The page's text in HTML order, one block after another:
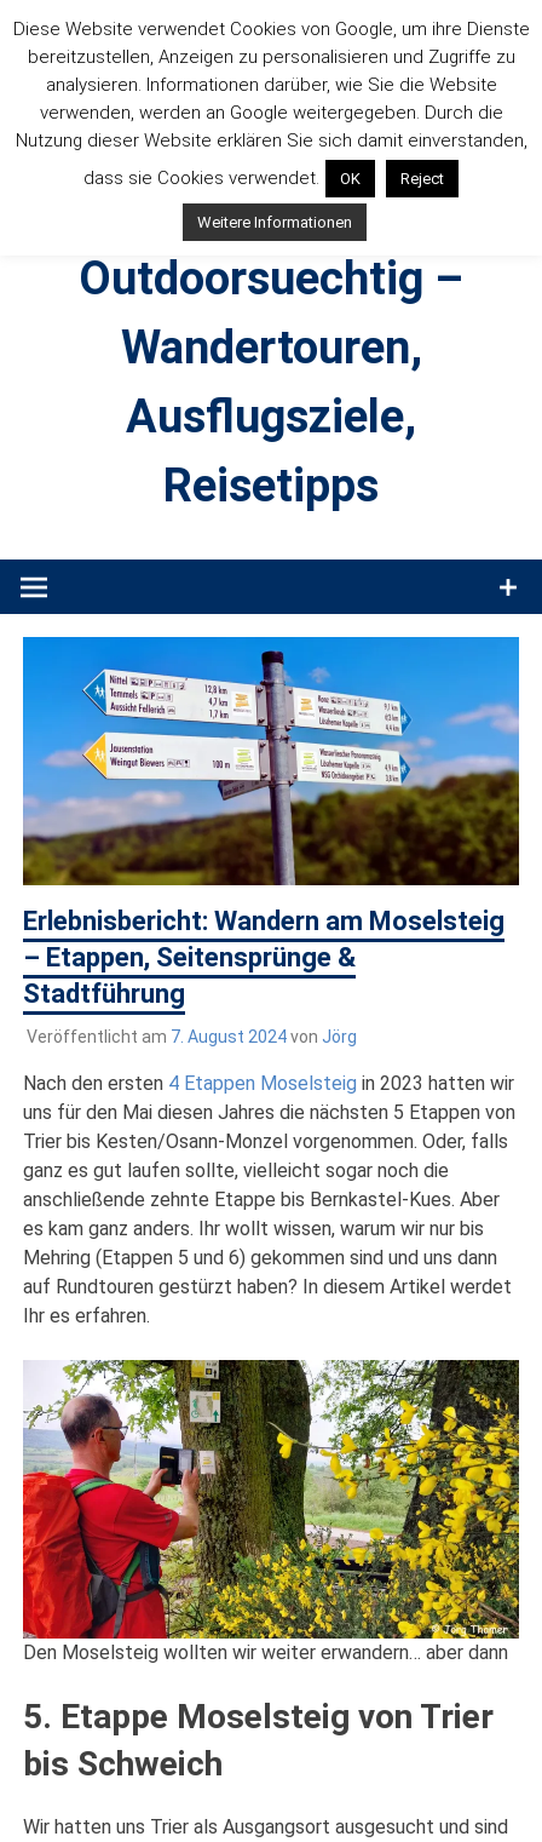
Inhalt
springen
Outdoorsuechtig –
Wandertouren,
Ausflugsziele,
Reisetipps
Produkttests und Buchrezensionen. Ein Blog für alle, die gern
Erlebnisbericht: Wandern am Moselsteig
– Etappen, Seitensprünge &
Stadtführung
Veröffentlicht am 7. August 2024von Jörg
Nach den ersten 4 Etappen Moselsteig in 2023 hatten wir
uns für den Mai diesen Jahres die nächsten 5 Etappen von
Trier bis Kesten/Osann-Monzel vorgenommen. Oder, falls
ganz es gut laufen sollte, vielleicht sogar noch die
anschließende zehnte Etappe bis Bernkastel-Kues. Aber
es kam ganz anders. Ihr wollt wissen, warum wir nur bis
Mehring (Etappen 5 und 6) gekommen sind und uns dann
auf Rundtouren gestürzt haben? In diesem Artikel werdet
Ihr es erfahren.
Den Moselsteig wollten wir weiter erwandern… aber dann
5. Etappe Moselsteig von Trier
bis Schweich
Wir hatten uns Trier als Ausgangsort ausgesucht und sind
Diese Website verwendet Cookies von Google, um ihre Dienste
bereitzustellen, Anzeigen zu personalisieren und Zugriffe zu
analysieren. Informationen darüber, wie Sie die Website
verwenden, werden an Google weitergegeben. Durch die
Nutzung dieser Website erklären Sie sich damit einverstanden,
dass sie Cookies verwendet.
OK Reject
Weitere Informationen